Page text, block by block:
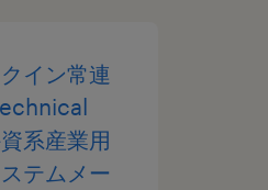
イン常連
系産業用
テムメー